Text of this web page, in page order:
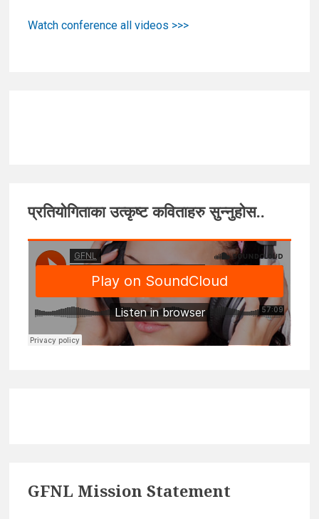
Watch conference all videos >>>
प्रतियोगिताका उत्कृष्ट कविताहरु सुन्नुहोस..
GFNL Mission Statement